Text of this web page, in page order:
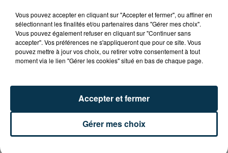
CYANOBACTÉRIES : LE PRÉFÊT PREND UN
ARRÊTÉ POUR LES ACTIVITÉS DE...
Vous pouvez accepter en cliquant sur "Accepter et fermer", ou affiner en
sélectionnant les finalités et/ou partenaires dans "Gérer mes choix".
Vous pouvez également refuser en cliquant sur "Continuer sans
accepter". Vos préférences ne s'appliqueront que pour ce site. Vous
pouvez mettre à jour vos choix, ou retirer votre consentement à tout
moment via le lien "Gérer les cookies" situé en bas de chaque page.
Gérer mes choix
Accepter et fermer